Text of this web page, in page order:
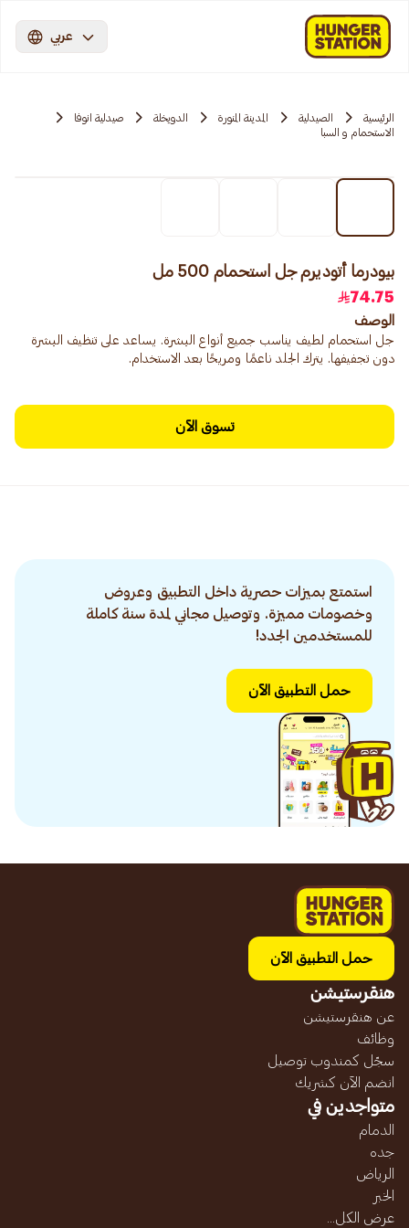
عربي
الرئيسية الصيدلية المدينة المنورة الدويخلة
صيدلية انوفا
الاستحمام و السبا
بيودرما أتوديرم جل استحمام 500 مل
74.75
الوصف
جل استحمام لطيف يناسب جميع أنواع البشرة. يساعد على تنظيف البشرة
دون تجفيفها. يترك الجلد ناعمًا ومريحًا بعد الاستخدام.
تسوق الآن
استمتع بميزات حصرية داخل التطبيق وعروض
وخصومات مميزة. وتوصيل مجاني لمدة سنة كاملة
للمستخدمين الجدد!
حمل التطبيق الآن
حمل التطبيق الآن
هنقرستيشن
عن هنقرستيشن
وظائف
سجّل كمندوب توصيل
انضم الآن كشريك
متواجدين في
الدمام
جده
الرياض
الخبر
عرض الكل...